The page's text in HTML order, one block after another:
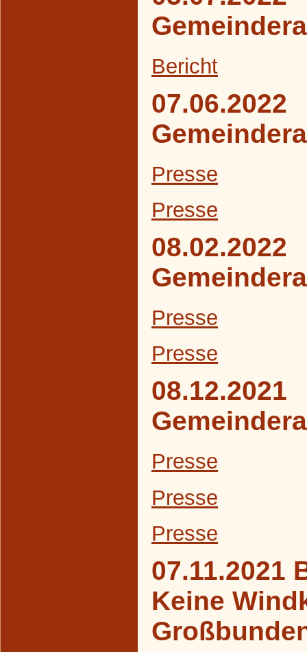
Bericht
07.06.2022
Presse
Presse
08.02.2022
Presse
Presse
08.12.2021
Presse
Presse
Presse
07.11.2021
Keine